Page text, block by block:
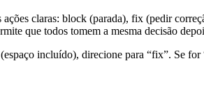
claras: block (parada), fix (pedir
que todos tomem a mesma decisão
incluído), direcione para “fix”. Se for